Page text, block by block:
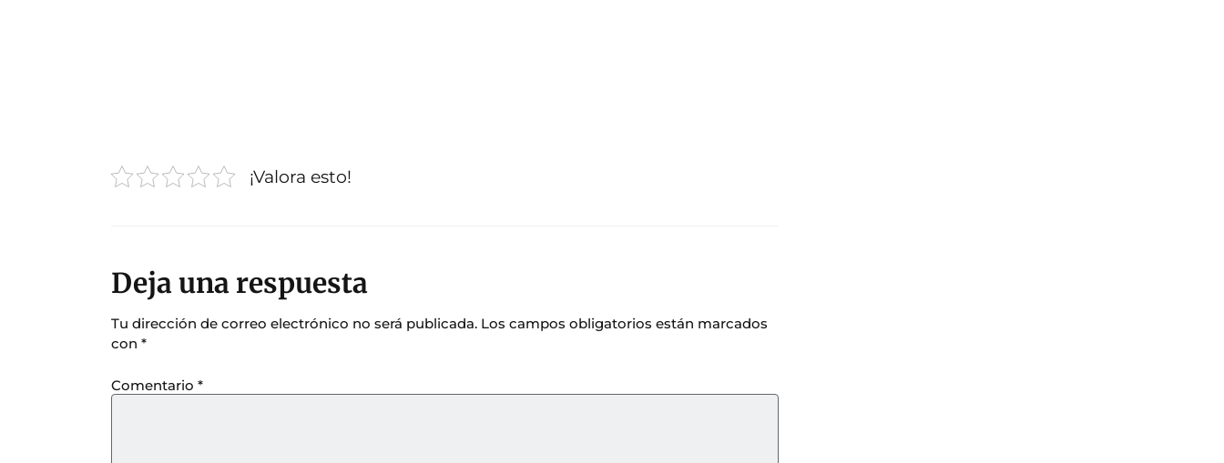
¡Valora esto!
Deja una respuesta
Tu dirección de correo electrónico no será publicada. Los campos obligatorios están marcados
con *
Comentario *